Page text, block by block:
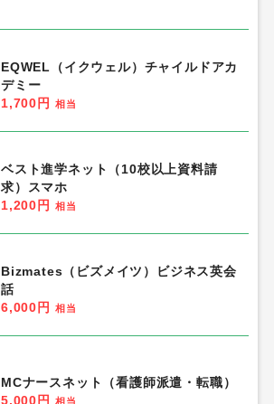
EQWEL（イクウェル）チャイルドアカ
デミー
1,700円
相当
ベスト進学ネット（10校以上資料請
求）スマホ
1,200円
相当
Bizmates（ビズメイツ）ビジネス英会
話
6,000円
相当
MCナースネット（看護師派遣・転職）
5,000円
相当